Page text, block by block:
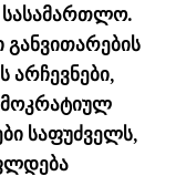
სასამართლო.
განვითარების
არჩევნები,
საფუძველს,